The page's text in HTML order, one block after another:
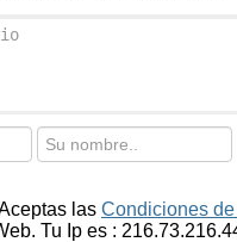
las Condiciones
Tu Ip es :